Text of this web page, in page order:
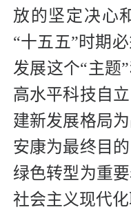
放的坚定决心
“十五五”时期
发展这个“主题
高水平科技自
建新发展格局
安康为最终目
绿色转型为重
社会主义现代化